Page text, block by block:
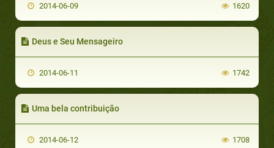
2014-06-09 1620
Deus e Seu Mensageiro
2014-06-11 1742
Uma bela contribuição
2014-06-12 1708